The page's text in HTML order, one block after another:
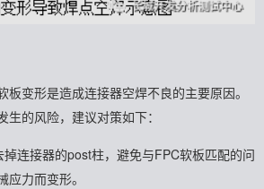
板变形是造成连接器空焊不良的主要原因。
的风险，建议对策如下：
连接器的post柱，避免与FPC软板匹配的问
力而变形。